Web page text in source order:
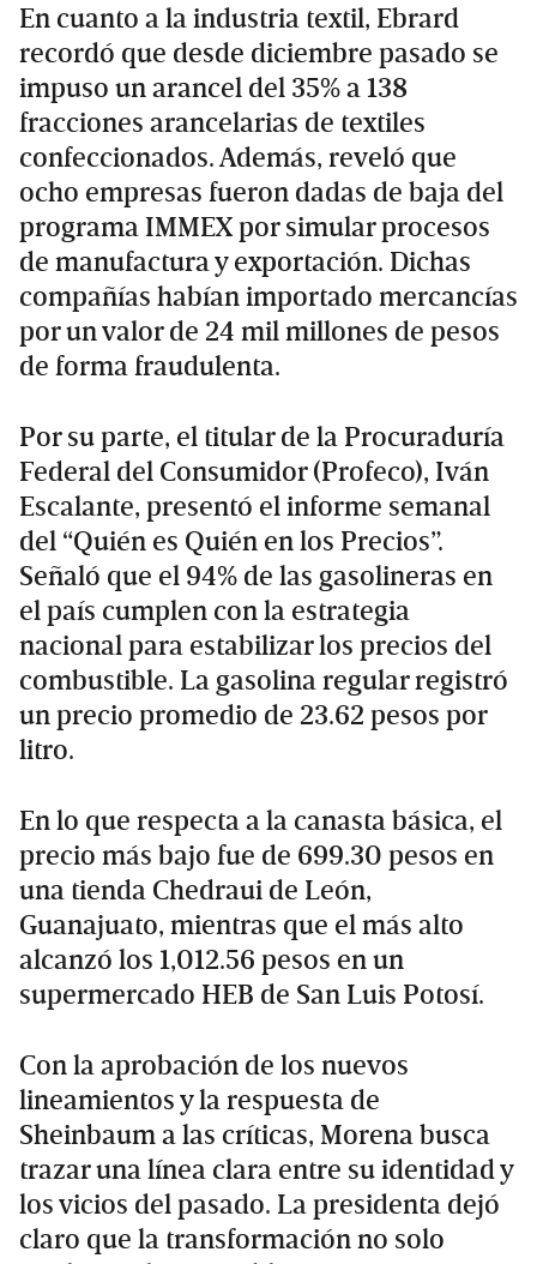
En cuanto a la industria textil, Ebrard
recordó que desde diciembre pasado se
impuso un arancel del 35% a 138
fracciones arancelarias de textiles
confeccionados. Además, reveló que
ocho empresas fueron dadas de baja del
programa IMMEX por simular procesos
de manufactura y exportación. Dichas
compañías habían importado mercancías
por un valor de 24 mil millones de pesos
de forma fraudulenta.
Por su parte, el titular de la Procuraduría
Federal del Consumidor (Profeco), Iván
Escalante, presentó el informe semanal
del “Quién es Quién en los Precios”.
Señaló que el 94% de las gasolineras en
el país cumplen con la estrategia
nacional para estabilizar los precios del
combustible. La gasolina regular registró
un precio promedio de 23.62 pesos por
litro.
En lo que respecta a la canasta básica, el
precio más bajo fue de 699.30 pesos en
una tienda Chedraui de León,
Guanajuato, mientras que el más alto
alcanzó los 1,012.56 pesos en un
supermercado HEB de San Luis Potosí.
Con la aprobación de los nuevos
lineamientos y la respuesta de
Sheinbaum a las críticas, Morena busca
trazar una línea clara entre su identidad y
los vicios del pasado. La presidenta dejó
claro que la transformación no solo